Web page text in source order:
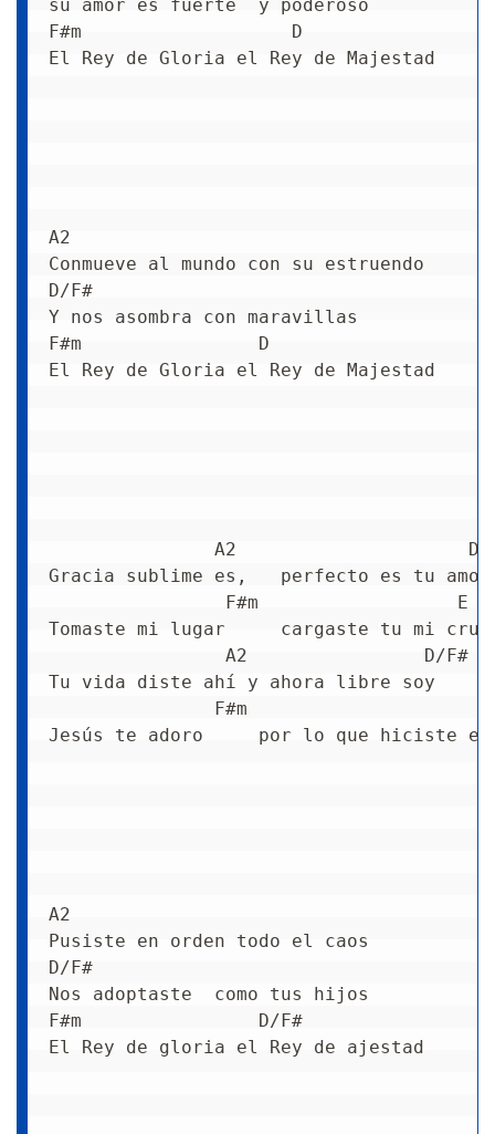
su amor es fuerte  y poderoso
F#m                   D
El Rey de Gloria el Rey de Majestad
A2
Conmueve al mundo con su estruendo
D/F#
Y nos asombra con maravillas
F#m                D
El Rey de Gloria el Rey de Majestad
A2                     D/
Gracia sublime es,   perfecto es tu amor
F#m                  E
Tomaste mi lugar     cargaste tu mi cruz
A2                D/F#
Tu vida diste ahí y ahora libre soy
F#m                      E
Jesús te adoro     por lo que hiciste en
A2
Pusiste en orden todo el caos
D/F#
Nos adoptaste  como tus hijos
F#m                D/F#
El Rey de gloria el Rey de ajestad